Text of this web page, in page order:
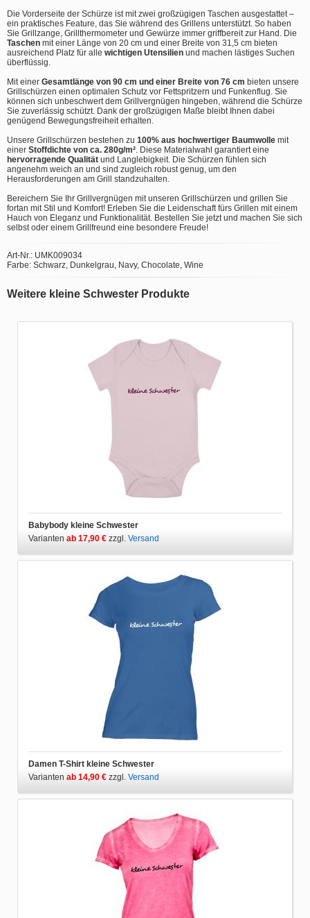
Die Vorderseite der Schürze ist mit zwei großzügigen Taschen ausgestattet –
ein praktisches Feature, das Sie während des Grillens unterstützt. So haben
Sie Grillzange, Grillthermometer und Gewürze immer griffbereit zur Hand. Die
Taschen mit einer Länge von 20 cm und einer Breite von 31,5 cm bieten
ausreichend Platz für alle wichtigen Utensilien und machen lästiges Suchen
überflüssig.
Mit einer Gesamtlänge von 90 cm und einer Breite von 76 cm bieten unsere
Grillschürzen einen optimalen Schutz vor Fettspritzern und Funkenflug. Sie
können sich unbeschwert dem Grillvergnügen hingeben, während die Schürze
Sie zuverlässig schützt. Dank der großzügigen Maße bleibt Ihnen dabei
genügend Bewegungsfreiheit erhalten.
Unsere Grillschürzen bestehen zu 100% aus hochwertiger Baumwolle mit
einer Stoffdichte von ca. 280g/m² . Diese Materialwahl garantiert eine
hervorragende Qualität und Langlebigkeit. Die Schürzen fühlen sich
angenehm weich an und sind zugleich robust genug, um den
Herausforderungen am Grill standzuhalten.
Bereichern Sie Ihr Grillvergnügen mit unseren Grillschürzen und grillen Sie
fortan mit Stil und Komfort! Erleben Sie die Leidenschaft fürs Grillen mit einem
Hauch von Eleganz und Funktionalität. Bestellen Sie jetzt und machen Sie sich
selbst oder einem Grillfreund eine besondere Freude!
Art-Nr.: UMK009034
Farbe: Schwarz, Dunkelgrau, Navy, Chocolate, Wine
Weitere kleine Schwester Produkte
Babybody kleine Schwester
Varianten ab 17,90 € zzgl. Versand
Damen T-Shirt kleine Schwester
Varianten ab 14,90 € zzgl. Versand